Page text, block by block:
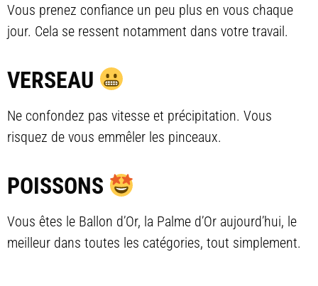
Vous prenez confiance un peu plus en vous chaque
jour. Cela se ressent notamment dans votre travail.
VERSEAU
Ne confondez pas vitesse et précipitation. Vous
risquez de vous emmêler les pinceaux.
POISSONS
Vous êtes le Ballon d’Or, la Palme d’Or aujourd’hui, le
meilleur dans toutes les catégories, tout simplement.